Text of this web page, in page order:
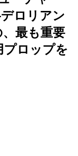
ロリアン
最も重要
プロップを